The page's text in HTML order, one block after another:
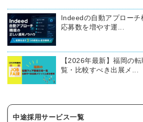
Indeedの自動アプローチ
応募数を増やす運...
【2026年最新】福岡の
覧・比較すべき出展メ...
中途採用サービス一覧